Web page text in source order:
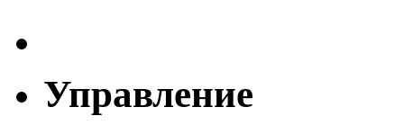
Управление